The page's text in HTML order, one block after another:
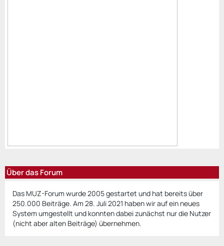
Über das Forum
Das MUZ-Forum wurde 2005 gestartet und hat bereits über
250.000 Beiträge. Am 28. Juli 2021 haben wir auf ein neues
System umgestellt und konnten dabei zunächst nur die Nutzer
(nicht aber alten Beiträge) übernehmen.